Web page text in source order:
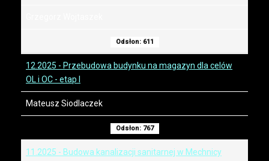
Odsłon: 611
12.2025 - Przebudowa budynku na magazyn dla celów
OL i OC - etap I
Mateusz Siodlaczek
Odsłon: 767
11.2025 - Budowa kanalizacji sanitarnej w Mechnicy